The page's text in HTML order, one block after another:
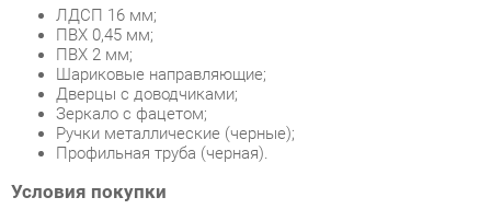
Дверцы с доводчиками;
Зеркало с фацетом;
Ручки металлические (черные);
Профильная труба (черная).
Условия покупки
Благодаря качественным фото, исчерпывающей информации
о характеристиках и параметрах, а также отзывам
товар «Прихожая Ивару Берген 5 Дуб Крафт Золотой